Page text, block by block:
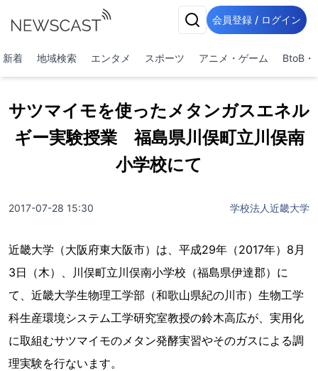
会員登録 / ログイン
新着 地域検索 エンタメ スポーツ アニメ・ゲーム BtoB・
サツマイモを使ったメタンガスエネル
ギー実験授業 福島県川俣町立川俣南
小学校にて
2017-07-28 15:30 学校法人近畿大学
近畿大学（大阪府東大阪市）は、平成29年（2017年）8月
3日（木）、川俣町立川俣南小学校（福島県伊達郡）に
て、近畿大学生物理工学部（和歌山県紀の川市）生物工学
科生産環境システム工学研究室教授の鈴木高広が、実用化
に取組むサツマイモのメタン発酵実習やそのガスによる調
理実験を行ないます。